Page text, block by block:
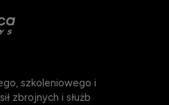
szkoleniowego i
zbrojnych i służb